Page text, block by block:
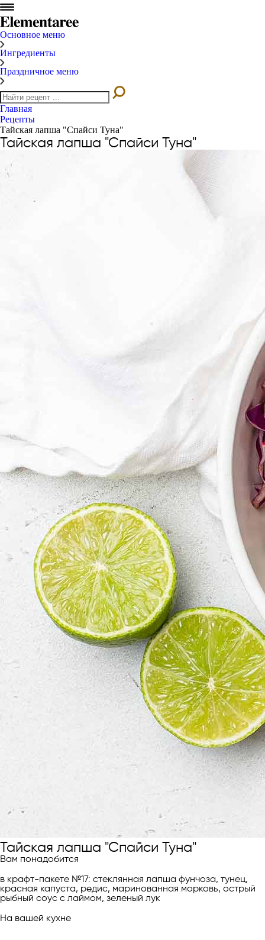
Основное меню
Ингредиенты
Праздничное меню
Главная
Рецепты
Тайская лапша "Спайси Туна"
Тайская лапша "Спайси Туна"
Тайская лапша "Спайси Туна"
Вам понадобится
в крафт-пакете №17: стеклянная лапша фунчоза, тунец,
красная капуста, редис, маринованная морковь, острый
рыбный соус с лаймом, зеленый лук
На вашей кухне